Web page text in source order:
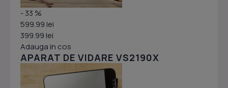
- 33 %
599.99 lei
399.99 lei
Adauga in cos
APARAT DE VIDARE VS2190X